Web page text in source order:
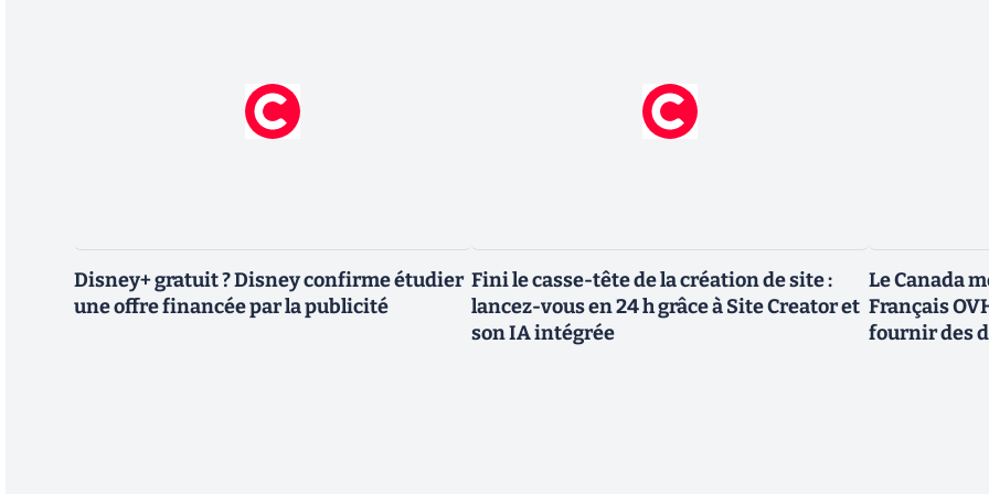
Disney+ gratuit ? Disney confirme étudier
une offre financée par la publicité
Fini le casse-tête de la création de site :
lancez-vous en 24 h grâce à Site Creator et
son IA intégrée
Le Canada
Français
fournir des